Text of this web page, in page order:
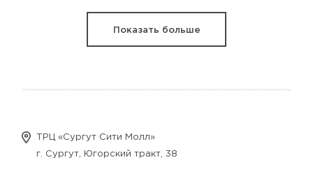
Показать больше
ТРЦ «Сургут Сити Молл»
г. Сургут, Югорский тракт, 38